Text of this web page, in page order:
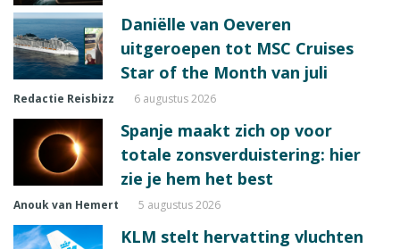
Daniëlle van Oeveren
uitgeroepen tot MSC Cruises
Star of the Month van juli
Redactie Reisbizz 6 augustus 2026
Spanje maakt zich op voor
totale zonsverduistering: hier
zie je hem het best
Anouk van Hemert 5 augustus 2026
KLM stelt hervatting vluchten